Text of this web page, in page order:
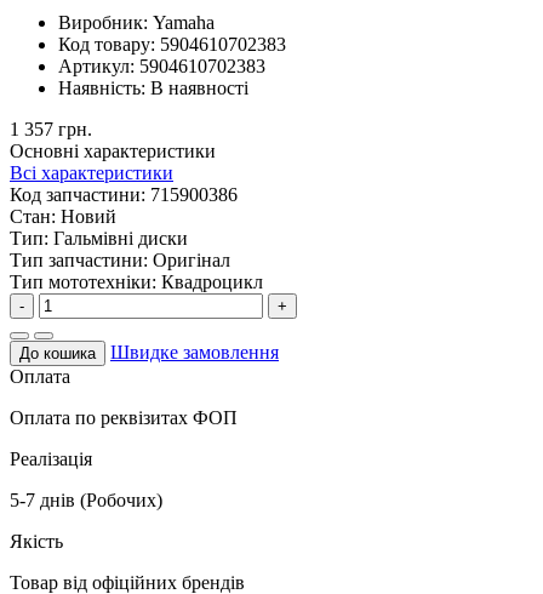
Виробник: Yamaha
Код товару: 5904610702383
Артикул: 5904610702383
Наявність: В наявності
1 357 грн.
Основні характеристики
Всі характеристики
Код запчастини: 715900386
Стан: Новий
Тип: Гальмівні диски
Тип запчастини: Оригінал
Тип мототехніки: Квадроцикл
- +
До кошика
Швидке замовлення
Оплата
Оплата по реквізитах ФОП
Реалізація
5-7 днів (Робочих)
Якість
Товар від офіційних брендів